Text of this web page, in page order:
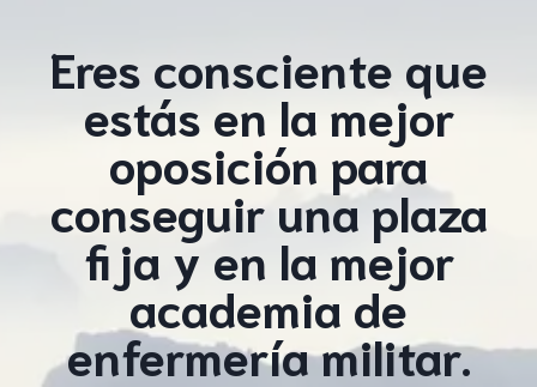
Eres consciente que
estás en la mejor
oposición para
conseguir una plaza
fija y en la mejor
academia de
enfermería militar.